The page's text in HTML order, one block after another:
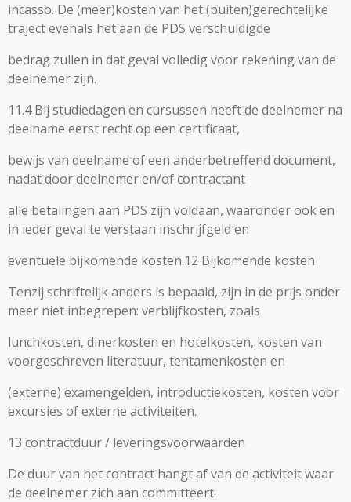
incasso. De (meer)kosten van het (buiten)gerechtelijke
traject evenals het aan de PDS verschuldigde
bedrag zullen in dat geval volledig voor rekening van de
deelnemer zijn.
11.4 Bij studiedagen en cursussen heeft de deelnemer na
deelname eerst recht op een certificaat,
bewijs van deelname of een anderbetreffend document,
nadat door deelnemer en/of contractant
alle betalingen aan PDS zijn voldaan, waaronder ook en
in ieder geval te verstaan inschrijfgeld en
eventuele bijkomende kosten.12 Bijkomende kosten
Tenzij schriftelijk anders is bepaald, zijn in de prijs onder
meer niet inbegrepen: verblijfkosten, zoals
lunchkosten, dinerkosten en hotelkosten, kosten van
voorgeschreven literatuur, tentamenkosten en
(externe) examengelden, introductiekosten, kosten voor
excursies of externe activiteiten.
13 contractduur / leveringsvoorwaarden
De duur van het contract hangt af van de activiteit waar
de deelnemer zich aan committeert.